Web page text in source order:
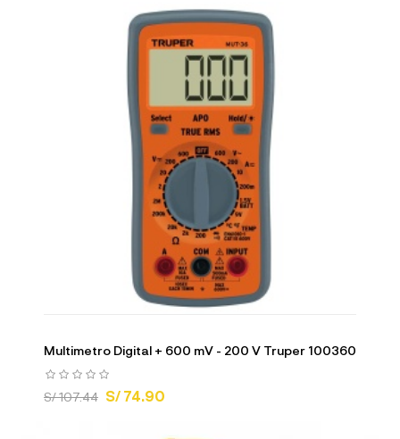
Multimetro Digital + 600 mV - 200 V Truper 100360
S/ 107.44 S/ 74.90